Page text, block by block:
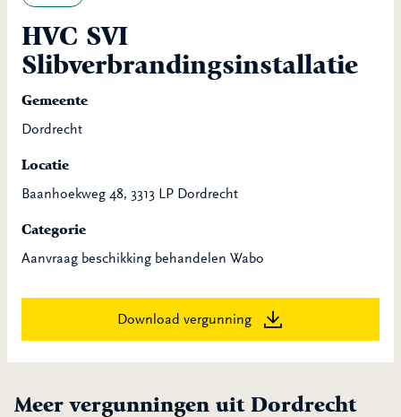
HVC SVI
Slibverbrandingsinstallatie
Gemeente
Dordrecht
Locatie
Baanhoekweg 48, 3313 LP Dordrecht
Categorie
Aanvraag beschikking behandelen Wabo
Download vergunning
Meer vergunningen uit Dordrecht